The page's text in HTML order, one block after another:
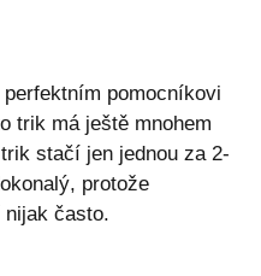
pomocníkovi
trik má ještě mnohem
stačí jen jednou za 2-
protože
často.